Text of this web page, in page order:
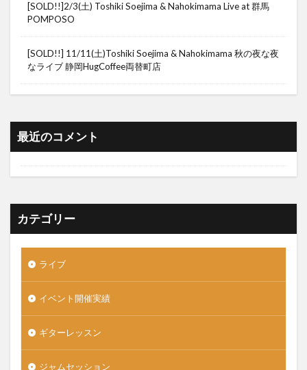
[SOLD!!]2/3(土) Toshiki Soejima & Nahokimama Live at 群馬
POMPOSO
[SOLD!!] 11/11(土)Toshiki Soejima & Nahokimama 秋の夜な夜
なライブ 静岡HugCoffee両替町店
最近のコメント
カテゴリー
ライブ
イベント開催実績
ギターレッスン
ジャムセッション